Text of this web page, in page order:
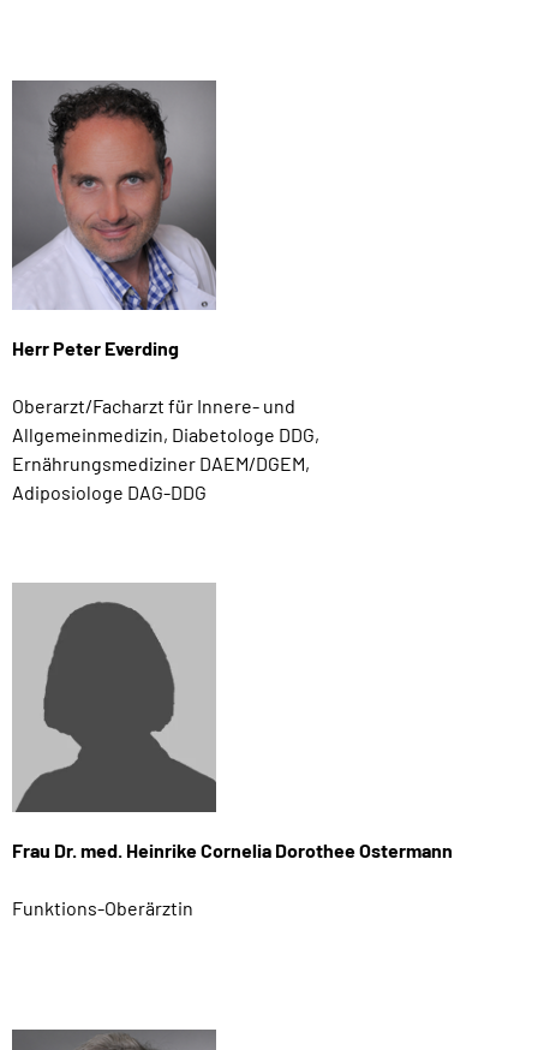
Herr Peter Everding
Oberarzt/Facharzt für Innere- und
Allgemeinmedizin, Diabetologe DDG,
Ernährungsmediziner DAEM/DGEM,
Adiposiologe DAG-DDG
Frau Dr. med. Heinrike Cornelia Dorothee Ostermann
Funktions-Oberärztin